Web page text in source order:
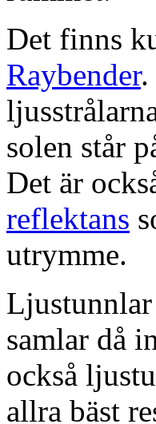
Det finns
Raybender.
solen står
Det är
reflektans
utrymme.
samlar då
också
allra bäst